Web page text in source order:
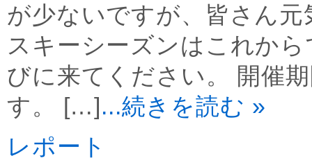
が少ないですが、皆さん
スキーシーズンはこれか
びに来てください。 開催
す。 […] ...続きを読む »
レポート